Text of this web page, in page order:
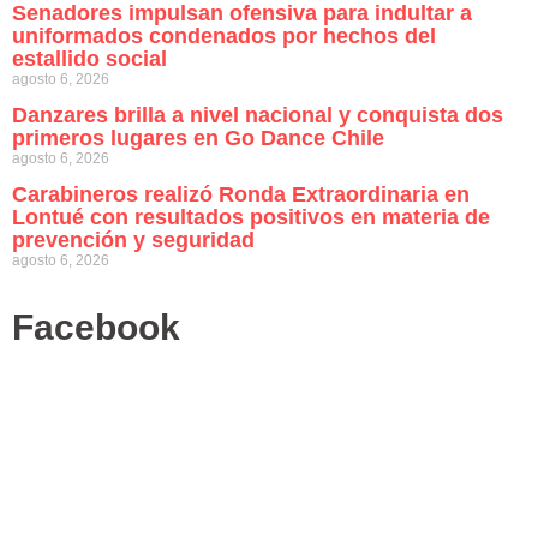
Senadores impulsan ofensiva para indultar a
uniformados condenados por hechos del
estallido social
agosto 6, 2026
Danzares brilla a nivel nacional y conquista dos
primeros lugares en Go Dance Chile
agosto 6, 2026
Carabineros realizó Ronda Extraordinaria en
Lontué con resultados positivos en materia de
prevención y seguridad
agosto 6, 2026
Facebook